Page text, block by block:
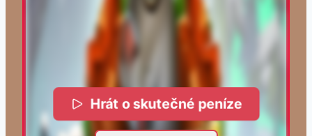
Hrát o skutečné peníze